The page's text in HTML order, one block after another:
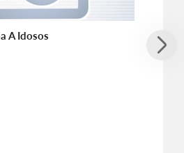
A Idosos